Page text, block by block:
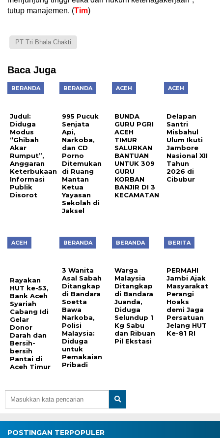
tutup manajemen. (Tim)
PT Tri Bhala Chakti
Baca Juga
BERANDA
Judul:
Diduga
Modus
“Ghibah
Akar
Rumput”,
Anggaran
Keterbukaan
Informasi
Publik
Disorot
BERANDA
995 Pucuk
Senjata
Api,
Narkoba,
dan CD
Porno
Ditemukan
di Ruang
Mantan
Ketua
Yayasan
Sekolah di
Jaksel
ACEH
BUNDA
GURU PGRI
ACEH
TIMUR
SALURKAN
BANTUAN
UNTUK 309
GURU
KORBAN
BANJIR DI 3
KECAMATAN
ACEH
Delapan
Santri
Misbahul
Ulum Ikuti
Jambore
Nasional XII
Tahun
2026 di
Cibubur
ACEH
Rayakan
HUT ke-53,
Bank Aceh
Syariah
Cabang Idi
Gelar
Donor
Darah dan
Bersih-
bersih
Pantai di
Aceh Timur
BERANDA
3 Wanita
Asal Sabah
Ditangkap
di Bandara
Soetta
Bawa
Narkoba,
Polisi
Malaysia:
Diduga
untuk
Pemakaian
Pribadi
BERANDA
Warga
Malaysia
Ditangkap
di Bandara
Juanda,
Diduga
Selundup 1
Kg Sabu
dan Ribuan
Pil Ekstasi
BERITA
PERMAHI
Jambi Ajak
Masyarakat
Perangi
Hoaks
demi Jaga
Persatuan
Jelang HUT
Ke-81 RI
POSTINGAN TERPOPULER